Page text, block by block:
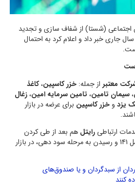
اجتماعی (شستا) از شفاف سازی و تجدید
جاری خبر داد و اعلام کرد به احتمال
از جمله: خزر کاسپین،کاغذ
،سیمان تامین، تامین سرمایه امین،زغال
یزد و خزر کاسپین برای عرضه در بازار
ارتباطی رایتل هم بعد از طی کردن
مراحلی از جمله خروج از اصل 141 و رسیدن به مرحله سود دهی، در بازار
از سبدگردان و یا صندوق‌های
کنند